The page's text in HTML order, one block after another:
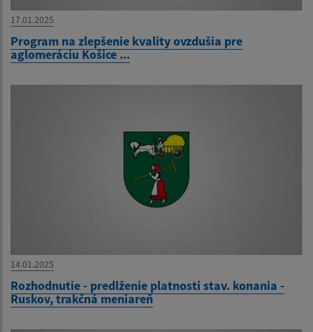
17.01.2025
Program na zlepšenie kvality ovzdušia pre
aglomeráciu Košice ...
14.01.2025
Rozhodnutie - predlženie platnosti stav. konania -
Ruskov, trakčná meniareň